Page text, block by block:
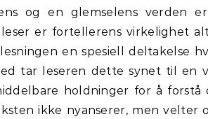
og en glemselens verden
er fortellerens virkelighet
en spesiell deltakelse
tar leseren dette synet til en
holdninger for å forstå
ikke nyanserer, men velter